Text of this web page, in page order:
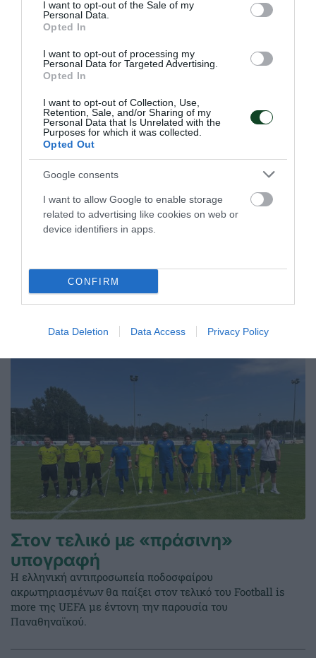
I want to opt-out of the Sale of my
Personal Data.
Opted In
I want to opt-out of processing my
Personal Data for Targeted Advertising.
Opted In
I want to opt-out of Collection, Use,
Retention, Sale, and/or Sharing of my
Personal Data that Is Unrelated with the
Purposes for which it was collected.
Opted Out
Google consents
I want to allow Google to enable storage
related to advertising like cookies on web or
device identifiers in apps.
CONFIRM
Data Deletion Data Access Privacy Policy
Φουλάρει για την πέμπτη θέση η
Εθνική Νεανίδων
Η Εθνική ομάδα μπάσκετ Νεανίδων νίκησε τη Βουλγαρία
κατηγορίας έχοντας δύο παίκτριες του Παναθηναϊκού στη
σύνθεσή της.
Στον τελικό με «πράσινη»
υπογραφή
Η ελληνική αντιπροσωπεία ποδοσφαίρου
ακρωτηριασμένων θα παίξει στον τελικό του Football is
more της UEFA με έντονη την παρουσία του
Παναθηναϊκού.